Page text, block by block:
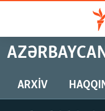
Əsas
məzmuna
Əsas
#İZAHLA
ARXIV